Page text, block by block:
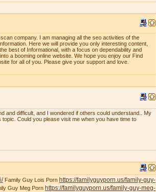
company. I am managing all the seo activities of the
Here we will provide you only interesting content,
best of Informational, with a focus on dependability and
a booming online website. We hope you enjoy our Find
for all of you. Please give your support and love.
and difficult, and I wondered if others could understand.. My
Could you please visit me when you have time to
Family Guy Lois Porn https://familyguyporn.us/family-guy-
Guy Meg Porn https://familyguyporn.us/family-guy-meg-